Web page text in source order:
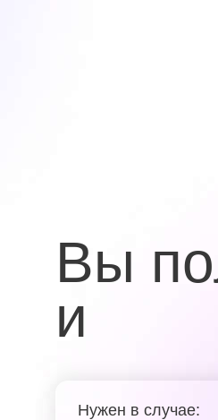
Вы
и
Нужен в случае: